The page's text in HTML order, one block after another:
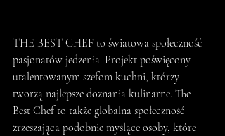
THE BEST CHEF to światowa społeczność
pasjonatów jedzenia. Projekt poświęcony
utalentowanym szefom kuchni, którzy
tworzą najlepsze doznania kulinarne. The
Best Chef to także globalna społeczność
zrzeszająca podobnie myślące osoby, które